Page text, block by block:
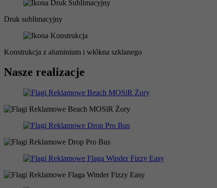
Druk sublimacyjny
Konstrukcja z aluminium i włókna szklanego
Nasze realizacje